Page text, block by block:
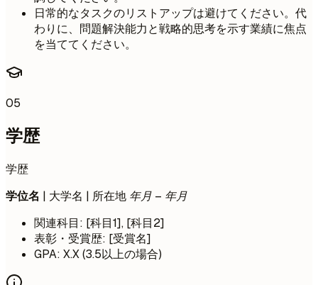
日常的なタスクのリストアップは避けてください。代
わりに、問題解決能力と戦略的思考を示す業績に焦点
を当ててください。
05
学歴
学歴
学位名 | 大学名 | 所在地 年月 – 年月
関連科目: [科目1], [科目2]
表彰・受賞歴: [受賞名]
GPA: X.X (3.5以上の場合)